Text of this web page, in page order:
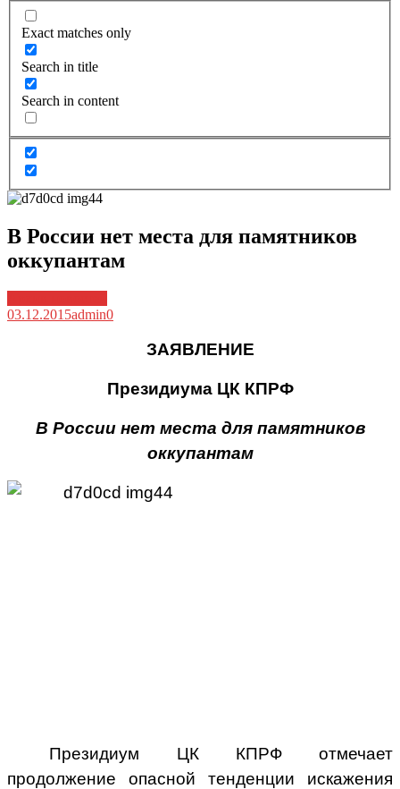
Exact matches only
Search in title
Search in content
В России нет места для памятников
оккупантам
03.12.2015admin0
ЗАЯВЛЕНИЕ
Президиума ЦК КПРФ
В России нет места для памятников
оккупантам
Президиум ЦК КПРФ отмечает
продолжение опасной тенденции искажения